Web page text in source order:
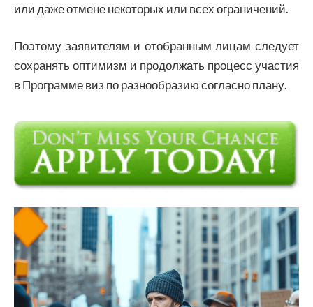
или даже отмене некоторых или всех ограничений.
Поэтому заявителям и отобранным лицам следует
сохранять оптимизм и продолжать процесс участия
в Программе виз по разнообразию согласно плану.